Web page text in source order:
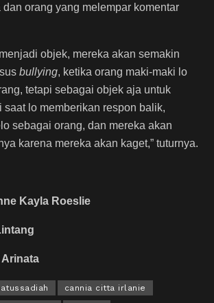
orang yang melempar komentar
objek, mereka akan semakin
bullying, ketika orang maki-maki lo
tetapi sebagai objek aja untuk
saat lo memberikan respon balik,
sebagai orang, dan mereka akan
karena mereka akan kaget,” tuturnya.
Kayla Roeslie
Arinata
cannia citta irlanie